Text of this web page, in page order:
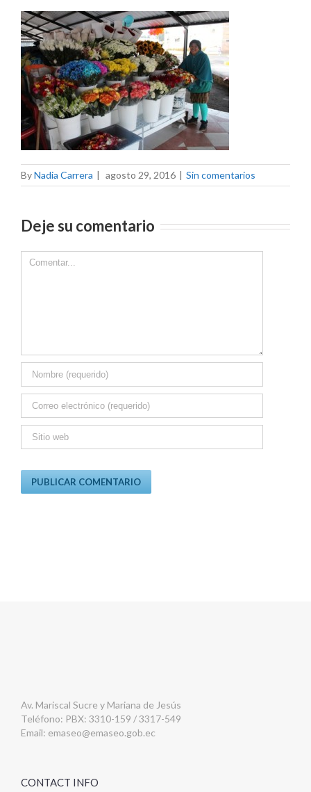
ByNadia Carrera | agosto 29, 2016 | Sin comentarios
Deje su comentario
Comment
Av. Mariscal Sucre y Mariana de Jesús
Teléfono: PBX: 3310-159 / 3317-549
Email: emaseo@emaseo.gob.ec
CONTACT INFO